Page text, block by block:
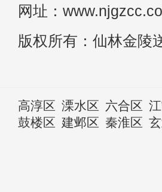
网址：
版权所有：仙林金陵
高淳区 溧水区 六合区
鼓楼区 建邺区 秦淮区